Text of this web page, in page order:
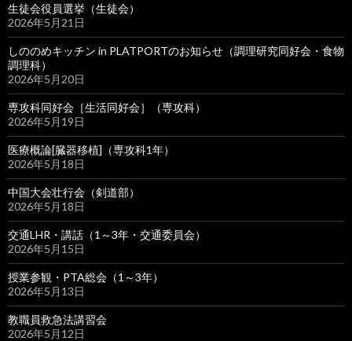
生徒会役員選挙（生徒会）
2026年5月21日
しののめキッチン in PLATPORTのお知らせ（調理研究同好会・食物
調理科）
2026年5月20日
専攻科同好会［生活同好会］（専攻科）
2026年5月19日
医療概論[臓器移植]（専攻科1年）
2026年5月18日
中国大会壮行会（剣道部）
2026年5月18日
交通LHR・講話（1～3年・交通委員会）
2026年5月15日
授業参観・PTA総会（1～3年）
2026年5月13日
教職員救急法講習会
2026年5月12日